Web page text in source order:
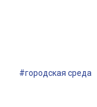
#городская среда